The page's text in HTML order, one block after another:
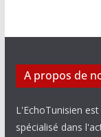
A propos de
L'EchoTunisien
spécialisé dans